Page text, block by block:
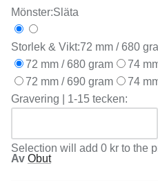
Mönster:Släta
Storlek & Vikt:72 mm / 680
72 mm / 680 gram
74
72 mm / 690 gram
74
Gravering | 1-15 tecken:
Selection will add 0 kr to the
Av Obut